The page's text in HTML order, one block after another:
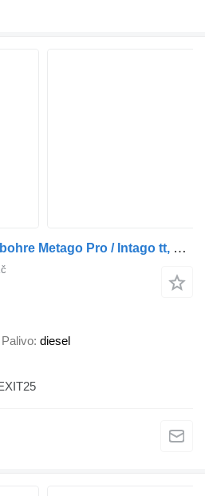
Volvo FM 460 6x2 Kassbohre Metago Pro / Intago tt, VDI
Palivo diesel